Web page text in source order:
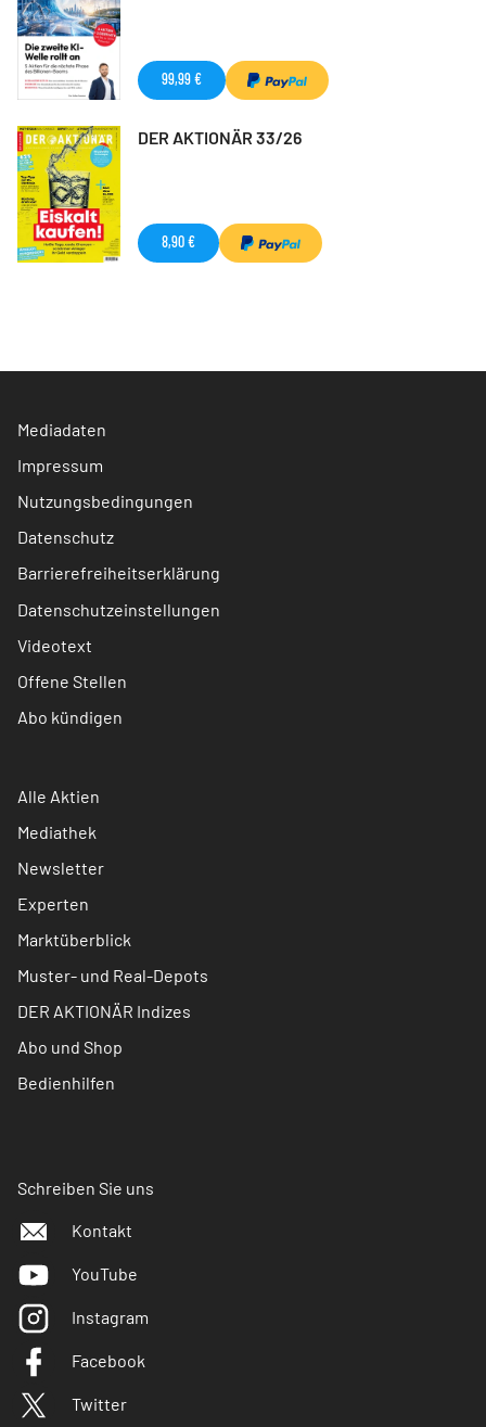
99,99 €
DER AKTIONÄR 33/26
8,90 €
Mediadaten
Impressum
Nutzungsbedingungen
Datenschutz
Barrierefreiheitserklärung
Datenschutzeinstellungen
Videotext
Offene Stellen
Abo kündigen
Alle Aktien
Mediathek
Newsletter
Experten
Marktüberblick
Muster- und Real-Depots
DER AKTIONÄR Indizes
Abo und Shop
Bedienhilfen
Schreiben Sie uns
Kontakt
YouTube
Instagram
Facebook
Twitter